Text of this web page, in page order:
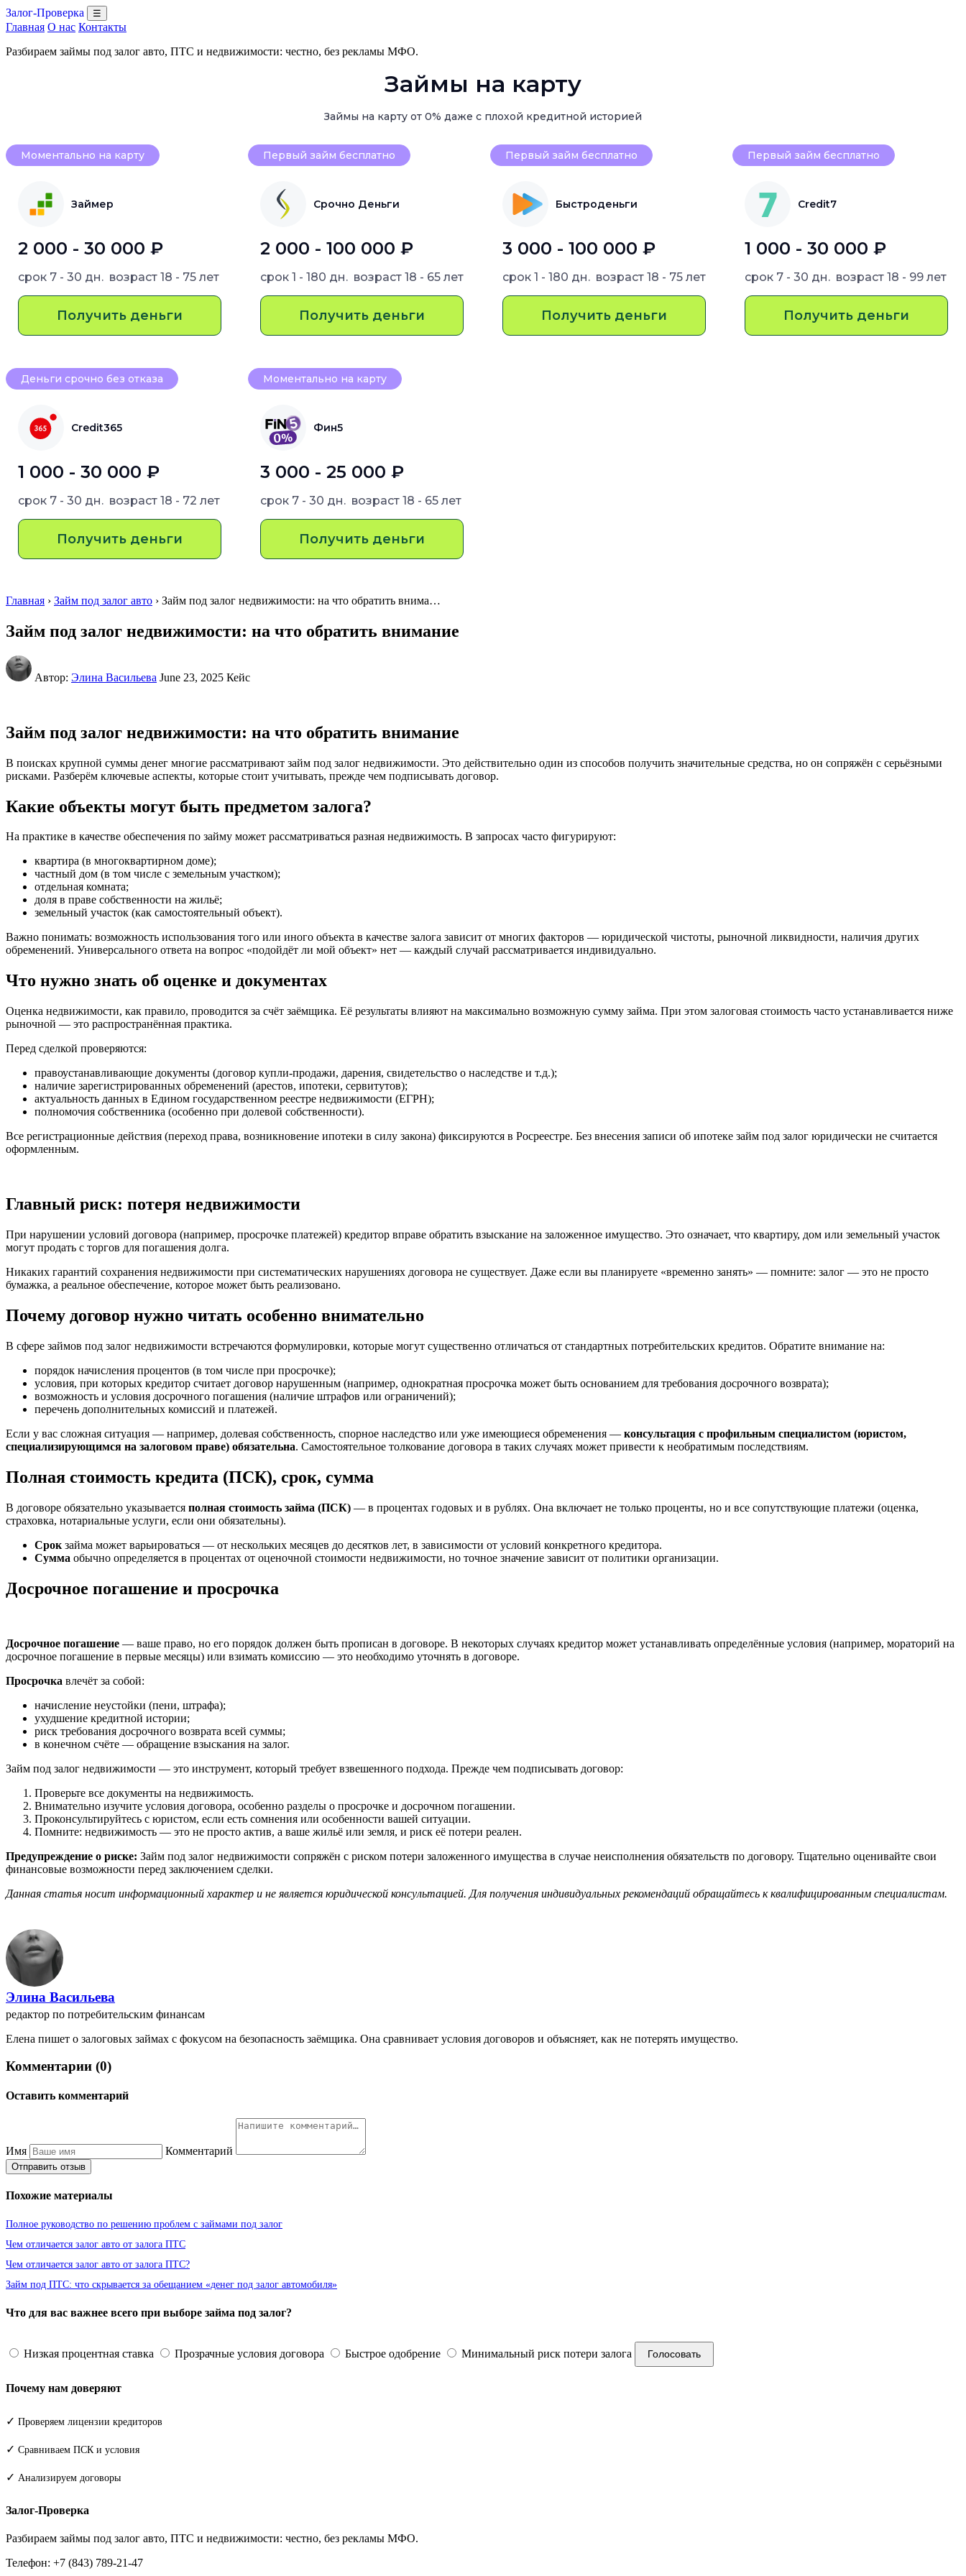
Залог-Проверка ☰
Главная О нас Контакты
Разбираем займы под залог авто, ПТС и недвижимости: честно, без рекламы МФО.
Займы на карту
Займы на карту от 0% даже с плохой кредитной историей
Моментально на карту
Займер
2 000 - 30 000 ₽
срок 7 - 30 дн. возраст 18 - 75 лет
Получить деньги
Первый займ бесплатно
Срочно Деньги
2 000 - 100 000 ₽
срок 1 - 180 дн. возраст 18 - 65 лет
Получить деньги
Первый займ бесплатно
Быстроденьги
3 000 - 100 000 ₽
срок 1 - 180 дн. возраст 18 - 75 лет
Получить деньги
Первый займ бесплатно
Credit7
1 000 - 30 000 ₽
срок 7 - 30 дн. возраст 18 - 99 лет
Получить деньги
Деньги срочно без отказа
Credit365
1 000 - 30 000 ₽
срок 7 - 30 дн. возраст 18 - 72 лет
Получить деньги
Моментально на карту
Фин5
3 000 - 25 000 ₽
срок 7 - 30 дн. возраст 18 - 65 лет
Получить деньги
Главная › Займ под залог авто › Займ под залог недвижимости: на что обратить внима…
Займ под залог недвижимости: на что обратить внимание
Автор: Элина Васильева June 23, 2025 Кейс
Займ под залог недвижимости: на что обратить внимание
В поисках крупной суммы денег многие рассматривают займ под залог недвижимости. Это действительно один из способов получить значительные средства, но он сопряжён с серьёзными
рисками. Разберём ключевые аспекты, которые стоит учитывать, прежде чем подписывать договор.
Какие объекты могут быть предметом залога?
На практике в качестве обеспечения по займу может рассматриваться разная недвижимость. В запросах часто фигурируют:
квартира (в многоквартирном доме);
частный дом (в том числе с земельным участком);
отдельная комната;
доля в праве собственности на жильё;
земельный участок (как самостоятельный объект).
Важно понимать: возможность использования того или иного объекта в качестве залога зависит от многих факторов — юридической чистоты, рыночной ликвидности, наличия других
обременений. Универсального ответа на вопрос «подойдёт ли мой объект» нет — каждый случай рассматривается индивидуально.
Что нужно знать об оценке и документах
Оценка недвижимости, как правило, проводится за счёт заёмщика. Её результаты влияют на максимально возможную сумму займа. При этом залоговая стоимость часто устанавливается ниже
рыночной — это распространённая практика.
Перед сделкой проверяются:
правоустанавливающие документы (договор купли-продажи, дарения, свидетельство о наследстве и т.д.);
наличие зарегистрированных обременений (арестов, ипотеки, сервитутов);
актуальность данных в Едином государственном реестре недвижимости (ЕГРН);
полномочия собственника (особенно при долевой собственности).
Все регистрационные действия (переход права, возникновение ипотеки в силу закона) фиксируются в Росреестре. Без внесения записи об ипотеке займ под залог юридически не считается
оформленным.
Главный риск: потеря недвижимости
При нарушении условий договора (например, просрочке платежей) кредитор вправе обратить взыскание на заложенное имущество. Это означает, что квартиру, дом или земельный участок
могут продать с торгов для погашения долга.
Никаких гарантий сохранения недвижимости при систематических нарушениях договора не существует. Даже если вы планируете «временно занять» — помните: залог — это не просто
бумажка, а реальное обеспечение, которое может быть реализовано.
Почему договор нужно читать особенно внимательно
В сфере займов под залог недвижимости встречаются формулировки, которые могут существенно отличаться от стандартных потребительских кредитов. Обратите внимание на:
порядок начисления процентов (в том числе при просрочке);
условия, при которых кредитор считает договор нарушенным (например, однократная просрочка может быть основанием для требования досрочного возврата);
возможность и условия досрочного погашения (наличие штрафов или ограничений);
перечень дополнительных комиссий и платежей.
Если у вас сложная ситуация — например, долевая собственность, спорное наследство или уже имеющиеся обременения — консультация с профильным специалистом (юристом,
специализирующимся на залоговом праве) обязательна. Самостоятельное толкование договора в таких случаях может привести к необратимым последствиям.
Полная стоимость кредита (ПСК), срок, сумма
В договоре обязательно указывается полная стоимость займа (ПСК) — в процентах годовых и в рублях. Она включает не только проценты, но и все сопутствующие платежи (оценка,
страховка, нотариальные услуги, если они обязательны).
Срок займа может варьироваться — от нескольких месяцев до десятков лет, в зависимости от условий конкретного кредитора.
Сумма обычно определяется в процентах от оценочной стоимости недвижимости, но точное значение зависит от политики организации.
Досрочное погашение и просрочка
Досрочное погашение — ваше право, но его порядок должен быть прописан в договоре. В некоторых случаях кредитор может устанавливать определённые условия (например, мораторий на
досрочное погашение в первые месяцы) или взимать комиссию — это необходимо уточнять в договоре.
Просрочка влечёт за собой:
начисление неустойки (пени, штрафа);
ухудшение кредитной истории;
риск требования досрочного возврата всей суммы;
в конечном счёте — обращение взыскания на залог.
Займ под залог недвижимости — это инструмент, который требует взвешенного подхода. Прежде чем подписывать договор:
Проверьте все документы на недвижимость.
Внимательно изучите условия договора, особенно разделы о просрочке и досрочном погашении.
Проконсультируйтесь с юристом, если есть сомнения или особенности вашей ситуации.
Помните: недвижимость — это не просто актив, а ваше жильё или земля, и риск её потери реален.
Предупреждение о риске: Займ под залог недвижимости сопряжён с риском потери заложенного имущества в случае неисполнения обязательств по договору. Тщательно оценивайте свои
финансовые возможности перед заключением сделки.
Данная статья носит информационный характер и не является юридической консультацией. Для получения индивидуальных рекомендаций обращайтесь к квалифицированным специалистам.
Элина Васильева
редактор по потребительским финансам
Елена пишет о залоговых займах с фокусом на безопасность заёмщика. Она сравнивает условия договоров и объясняет, как не потерять имущество.
Комментарии (0)
Оставить комментарий
Имя Комментарий
Отправить отзыв
Похожие материалы
Полное руководство по решению проблем с займами под залог
Чем отличается залог авто от залога ПТС
Чем отличается залог авто от залога ПТС?
Займ под ПТС: что скрывается за обещанием «денег под залог автомобиля»
Что для вас важнее всего при выборе займа под залог?
Низкая процентная ставка Прозрачные условия договора Быстрое одобрение Минимальный риск потери залога Голосовать
Почему нам доверяют
✓ Проверяем лицензии кредиторов
✓ Сравниваем ПСК и условия
✓ Анализируем договоры
Залог-Проверка
Разбираем займы под залог авто, ПТС и недвижимости: честно, без рекламы МФО.
Телефон: +7 (843) 789-21-47